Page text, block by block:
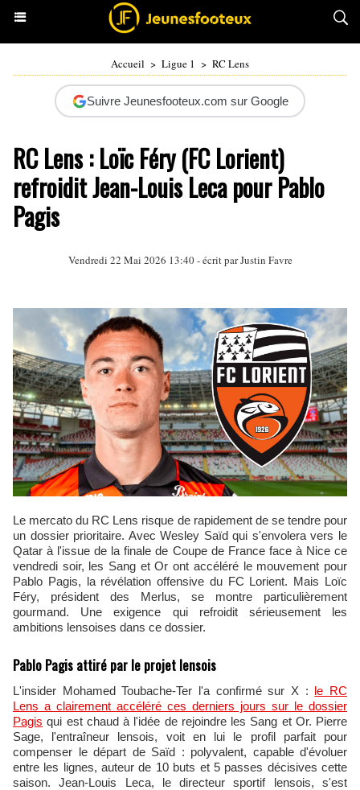
Accueil > Ligue 1 > RC Lens
Suivre Jeunesfooteux.com sur Google
RC Lens : Loïc Féry (FC Lorient)
refroidit Jean-Louis Leca pour Pablo
Pagis
Vendredi 22 Mai 2026 13:40 - écrit parJustin Favre
Le mercato du RC Lens risque de rapidement de se tendre pour
un dossier prioritaire. Avec Wesley Saïd qui s'envolera vers le
Qatar à l'issue de la finale de Coupe de France face à Nice ce
vendredi soir, les Sang et Or ont accéléré le mouvement pour
Pablo Pagis, la révélation offensive du FC Lorient. Mais Loïc
Féry, président des Merlus, se montre particulièrement
gourmand. Une exigence qui refroidit sérieusement les
ambitions lensoises dans ce dossier.
Pablo Pagis attiré par le projet lensois
L'insider Mohamed Toubache-Ter l'a confirmé sur X : le RC
Lens a clairement accéléré ces derniers jours sur le dossier
Pagis qui est chaud à l'idée de rejoindre les Sang et Or. Pierre
Sage, l'entraîneur lensois, voit en lui le profil parfait pour
compenser le départ de Saïd : polyvalent, capable d'évoluer
entre les lignes, auteur de 10 buts et 5 passes décisives cette
saison. Jean-Louis Leca, le directeur sportif lensois, s'est